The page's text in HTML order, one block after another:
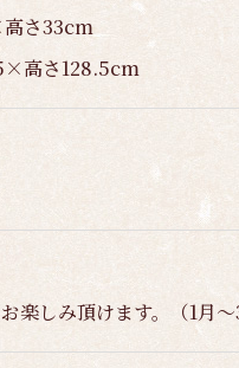
高さ33cm
高さ128.5cm
楽しみ頂けます。（1月～